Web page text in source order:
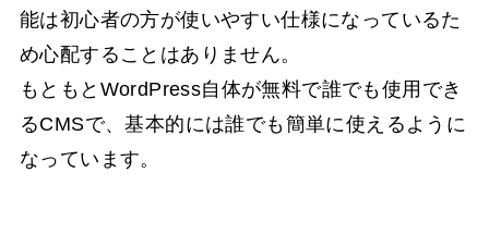
能は初心者の方が使いやすい仕様になっているた
め心配することはありません。
もともとWordPress自体が無料で誰でも使用でき
るCMSで、基本的には誰でも簡単に使えるように
なっています。